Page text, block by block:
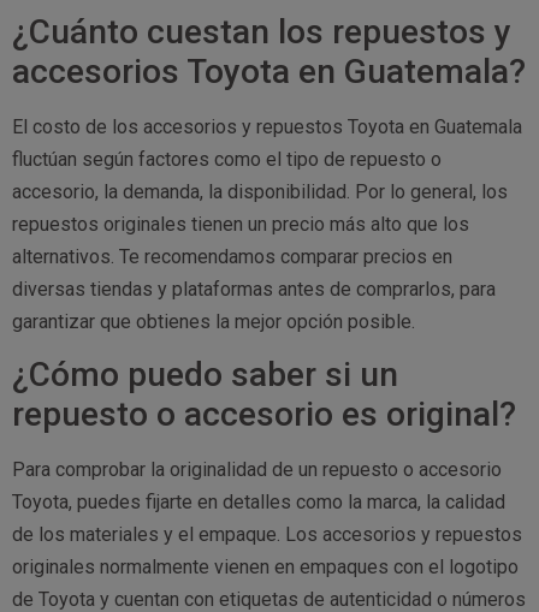
¿Cuánto cuestan los repuestos y
accesorios Toyota en Guatemala?
El costo de los accesorios y repuestos Toyota en Guatemala
fluctúan según factores como el tipo de repuesto o
accesorio, la demanda, la disponibilidad. Por lo general, los
repuestos originales tienen un precio más alto que los
alternativos. Te recomendamos comparar precios en
diversas tiendas y plataformas antes de comprarlos, para
garantizar que obtienes la mejor opción posible.
¿Cómo puedo saber si un
repuesto o accesorio es original?
Para comprobar la originalidad de un repuesto o accesorio
Toyota, puedes fijarte en detalles como la marca, la calidad
de los materiales y el empaque. Los accesorios y repuestos
originales normalmente vienen en empaques con el logotipo
de Toyota y cuentan con etiquetas de autenticidad o números